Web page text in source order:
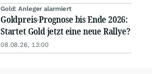
Gold: Anleger alarmiert
Goldpreis-Prognose bis Ende 2026:
Startet Gold jetzt eine neue Rallye?
08.08.26, 13:00